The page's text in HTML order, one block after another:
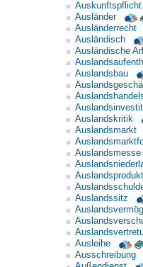
Auskunftspflicht
Ausländer
Ausländerrecht
Ausländisch
Ausländische
Auslandsbau
Auslandskritik
Auslandsmarkt
Auslandsmesse
Auslandssitz
Ausleihe
Ausschreibung